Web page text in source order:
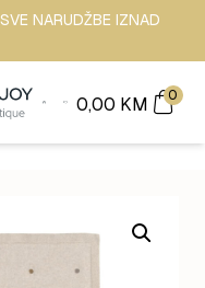
NARUDŽBE IZNAD
0,00 KM 0